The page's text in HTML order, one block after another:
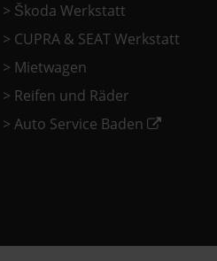
> Škoda Werkstatt
> CUPRA & SEAT Werkstatt
> Mietwagen
> Reifen und Räder
> Auto Service Baden